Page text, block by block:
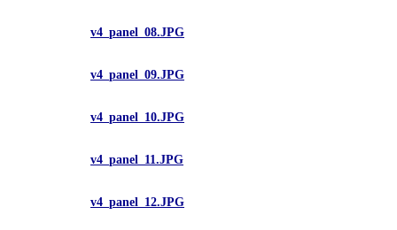
v4_panel_08.JPG
v4_panel_09.JPG
v4_panel_10.JPG
v4_panel_11.JPG
v4_panel_12.JPG